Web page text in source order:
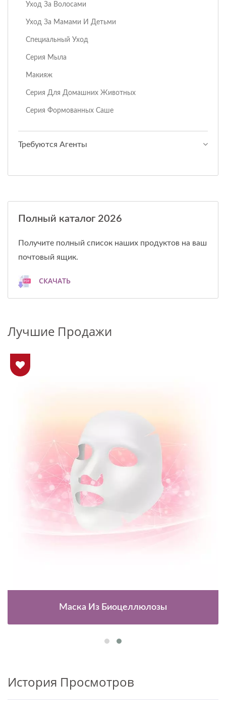
Уход За Волосами
Уход За Мамами И Детьми
Специальный Уход
Серия Мыла
Макияж
Серия Для Домашних Животных
Серия Формованных Саше
Требуются Агенты
Полный каталог 2026
Получите полный список наших продуктов на ваш
почтовый ящик.
СКАЧАТЬ
Лучшие Продажи
Маска Из Биоцеллюлозы
История Просмотров